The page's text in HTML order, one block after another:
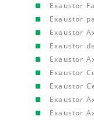
Exaustor
Exaustor
Exaustor
Exaustor
Exaustor
Exaustor
Exaustor
Exaustor
Exaustor